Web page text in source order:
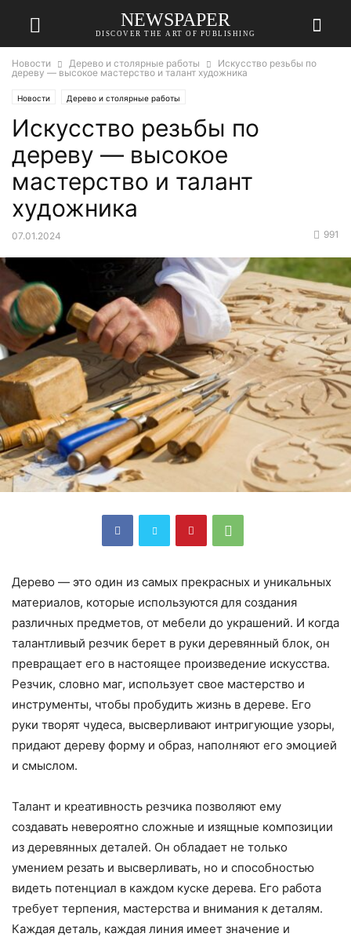
NEWSPAPER
DISCOVER THE ART OF PUBLISHING
Новости Дерево и столярные работы
Искусство резьбы по
дереву — высокое мастерство и талант художника
Новости Дерево и столярные работы
Искусство резьбы по
дереву — высокое
мастерство и талант
художника
07.01.2024 991
Дерево — это один из самых прекрасных и уникальных
материалов, которые используются для создания
различных предметов, от мебели до украшений. И когда
талантливый резчик берет в руки деревянный блок, он
превращает его в настоящее произведение искусства.
Резчик, словно маг, использует свое мастерство и
инструменты, чтобы пробудить жизнь в дереве. Его
руки творят чудеса, высверливают интригующие узоры,
придают дереву форму и образ, наполняют его эмоцией
и смыслом.
Талант и креативность резчика позволяют ему
создавать невероятно сложные и изящные композиции
из деревянных деталей. Он обладает не только
умением резать и высверливать, но и способностью
видеть потенциал в каждом куске дерева. Его работа
требует терпения, мастерства и внимания к деталям.
Каждая деталь, каждая линия имеет значение и